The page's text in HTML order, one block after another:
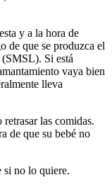
y a la hora de
de que se produzca el
Si está
vaya bien
lleva
las comidas.
de que su bebé no
si no lo quiere.